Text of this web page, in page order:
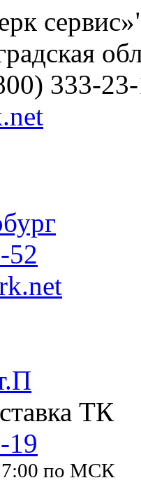
333-
52
ТК
19
по МСК